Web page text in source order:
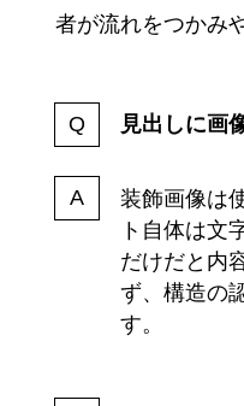
者が流れをつかみ
見出しに画
装飾画像は
ト自体は文
だけだと内
ず、構造の
す。